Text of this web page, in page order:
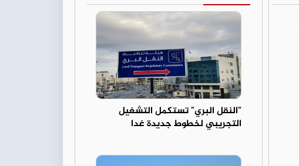
"النقل البري" تستكمل التشغيل
التجريبي لخطوط جديدة غدا